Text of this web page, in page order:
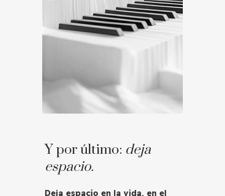
Y por último: deja
espacio.
Deja espacio en la vida, en el